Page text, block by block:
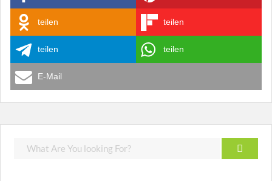
teilen teilen
teilen teilen
E-Mail